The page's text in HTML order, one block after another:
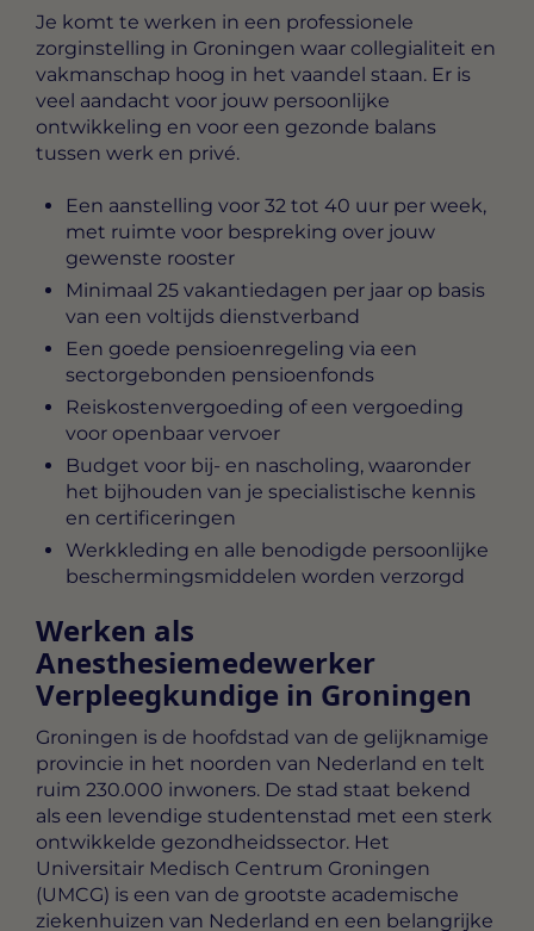
Je komt te werken in een professionele
zorginstelling in Groningen waar collegialiteit en
vakmanschap hoog in het vaandel staan. Er is
veel aandacht voor jouw persoonlijke
ontwikkeling en voor een gezonde balans
tussen werk en privé.
Een aanstelling voor 32 tot 40 uur per week,
met ruimte voor bespreking over jouw
gewenste rooster
Minimaal 25 vakantiedagen per jaar op basis
van een voltijds dienstverband
Een goede pensioenregeling via een
sectorgebonden pensioenfonds
Reiskostenvergoeding of een vergoeding
voor openbaar vervoer
Budget voor bij- en nascholing, waaronder
het bijhouden van je specialistische kennis
en certificeringen
Werkkleding en alle benodigde persoonlijke
beschermingsmiddelen worden verzorgd
Werken als
Anesthesiemedewerker
Verpleegkundige in Groningen
Groningen is de hoofdstad van de gelijknamige
provincie in het noorden van Nederland en telt
ruim 230.000 inwoners. De stad staat bekend
als een levendige studentenstad met een sterk
ontwikkelde gezondheidssector. Het
Universitair Medisch Centrum Groningen
(UMCG) is een van de grootste academische
ziekenhuizen van Nederland en een belangrijke